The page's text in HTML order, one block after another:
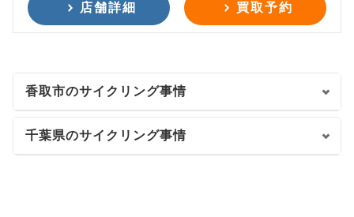
店舗詳細 買取予約
香取市のサイクリング事情
千葉県のサイクリング事情